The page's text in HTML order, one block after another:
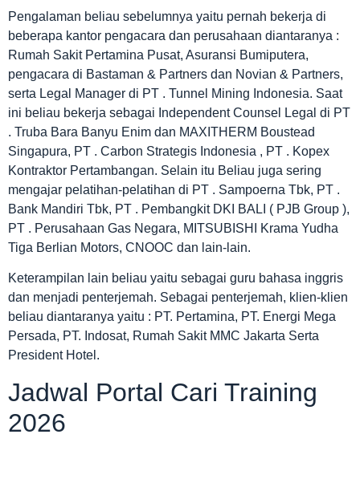
Pengalaman beliau sebelumnya yaitu pernah bekerja di
beberapa kantor pengacara dan perusahaan diantaranya :
Rumah Sakit Pertamina Pusat, Asuransi Bumiputera,
pengacara di Bastaman & Partners dan Novian & Partners,
serta Legal Manager di PT . Tunnel Mining Indonesia. Saat
ini beliau bekerja sebagai Independent Counsel Legal di PT
. Truba Bara Banyu Enim dan MAXITHERM Boustead
Singapura, PT . Carbon Strategis Indonesia , PT . Kopex
Kontraktor Pertambangan. Selain itu Beliau juga sering
mengajar pelatihan-pelatihan di PT . Sampoerna Tbk, PT .
Bank Mandiri Tbk, PT . Pembangkit DKI BALI ( PJB Group ),
PT . Perusahaan Gas Negara, MITSUBISHI Krama Yudha
Tiga Berlian Motors, CNOOC dan lain-lain.
Keterampilan lain beliau yaitu sebagai guru bahasa inggris
dan menjadi penterjemah. Sebagai penterjemah, klien-klien
beliau diantaranya yaitu : PT. Pertamina, PT. Energi Mega
Persada, PT. Indosat, Rumah Sakit MMC Jakarta Serta
President Hotel.
Jadwal Portal Cari Training
2026